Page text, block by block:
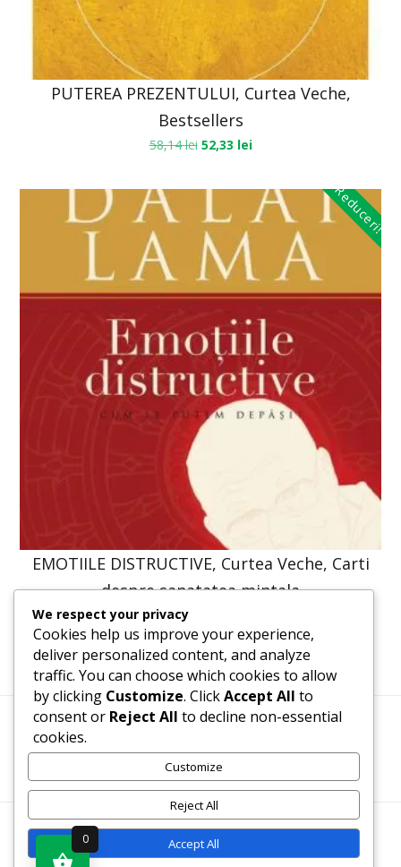
PUTEREA PREZENTULUI, Curtea Veche,
Bestsellers
58,14lei 52,33 lei
Reduceri!
EMOTIILE DISTRUCTIVE, Curtea Veche, Carti
despre sanatatea mintala
61,31lei
Termeni, Condiții & Protecția Datelor (GDPR)
WWW.RECENZII-CARTI.RO ©2026 TOATE DREPTURILE
REZERVATE
We respect your privacy
Cookies help us improve your experience,
deliver personalized content, and analyze
traffic. You can choose which cookies to allow
by clicking Customize. ClickAccept All to
consent or Reject All to decline non-essential
cookies.
Customize
Reject All
Accept All
0